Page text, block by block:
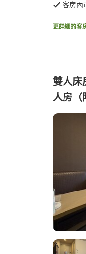
客房內
更詳細的客
雙人床
人房（